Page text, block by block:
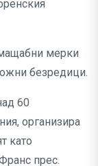
мерки
безредици.
60
организира
като
прес.